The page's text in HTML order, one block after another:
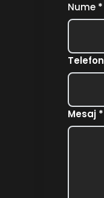
Nume *
Telefon
Mesaj *